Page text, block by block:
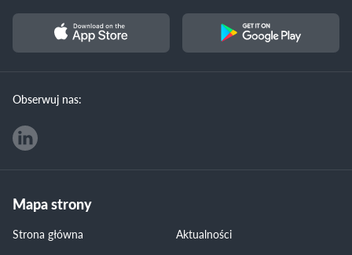
Obserwuj nas:
Mapa strony
Strona główna
Aktualności